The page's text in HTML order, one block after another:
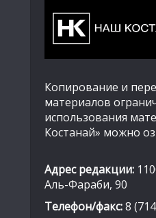
Копирование и
материалов
использования
Костанай» можно
Адрес редакции:
Аль-Фараби, 90
Телефон/факс:8